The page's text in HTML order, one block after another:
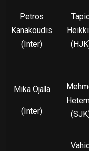
Petros
Kanakoudis
(Inter)
Mika Ojala
(Inter)